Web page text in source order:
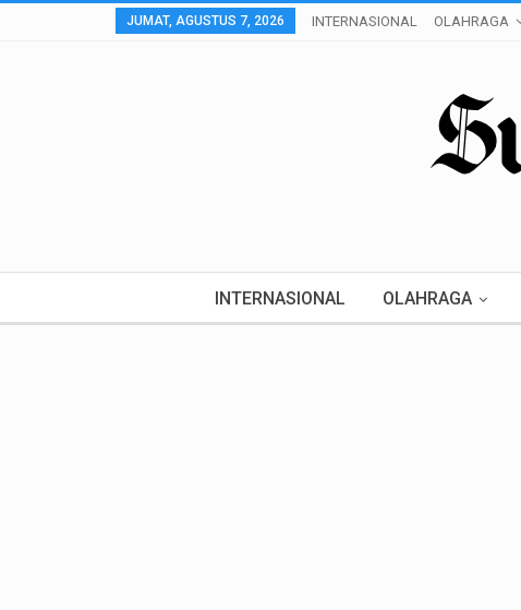
JUMAT, AGUSTUS 7, 2026 INTERNASIONAL OLAHRAGA
INTERNASIONAL OLAHRAGA